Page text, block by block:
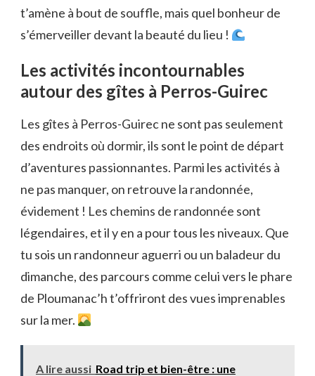
t’amène à bout de souffle, mais quel bonheur de
s’émerveiller devant la beauté du lieu !
Les activités incontournables
autour des gîtes à Perros-Guirec
Les gîtes à Perros-Guirec ne sont pas seulement
des endroits où dormir, ils sont le point de départ
d’aventures passionnantes. Parmi les activités à
ne pas manquer, on retrouve la randonnée,
évidement ! Les chemins de randonnée sont
légendaires, et il y en a pour tous les niveaux. Que
tu sois un randonneur aguerri ou un baladeur du
dimanche, des parcours comme celui vers le phare
de Ploumanac’h t’offriront des vues imprenables
sur la mer.
A lire aussi Road trip et bien-être : une